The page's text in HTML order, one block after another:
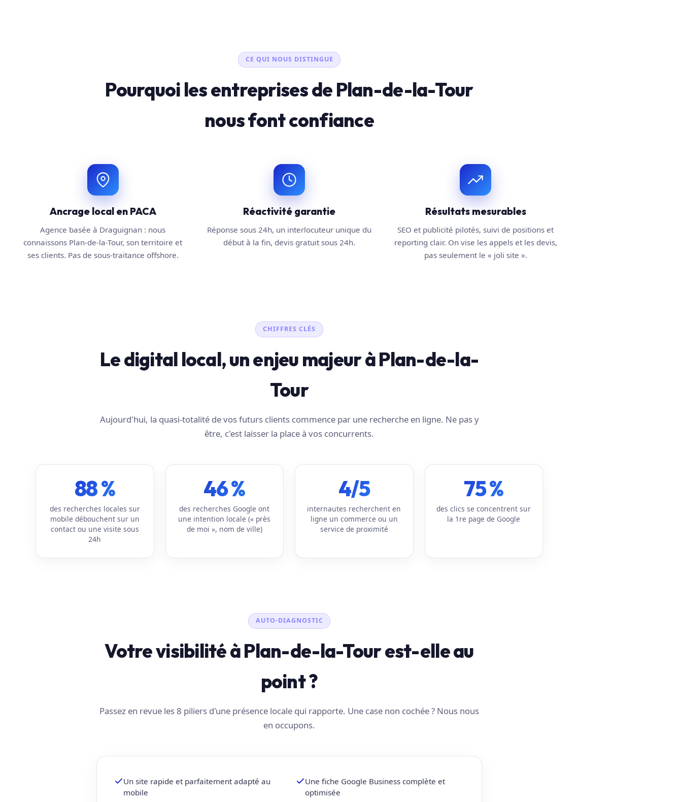
CE QUI NOUS DISTINGUE
Pourquoi les entreprises de Plan-de-la-Tour
nous font confiance
Ancrage local en PACA
Agence basée à Draguignan : nous
connaissons Plan-de-la-Tour, son territoire et
ses clients. Pas de sous-traitance offshore.
Réactivité garantie
Réponse sous 24h, un interlocuteur unique du
début à la fin, devis gratuit sous 24h.
Résultats mesurables
SEO et publicité pilotés, suivi de positions et
reporting clair. On vise les appels et les devis,
pas seulement le « joli site ».
CHIFFRES CLÉS
Le digital local, un enjeu majeur à Plan-de-la-
Tour
Aujourd'hui, la quasi-totalité de vos futurs clients commence par une recherche en ligne. Ne pas y
être, c'est laisser la place à vos concurrents.
88 %
des recherches locales sur
mobile débouchent sur un
contact ou une visite sous
24h
46 %
des recherches Google ont
une intention locale (« près
de moi », nom de ville)
4/5
internautes recherchent en
ligne un commerce ou un
service de proximité
75 %
des clics se concentrent sur
la 1re page de Google
AUTO-DIAGNOSTIC
Votre visibilité à Plan-de-la-Tour est-elle au
point ?
Passez en revue les 8 piliers d'une présence locale qui rapporte. Une case non cochée ? Nous nous
en occupons.
Un site rapide et parfaitement adapté au
mobile
Une fiche Google Business complète et
optimisée